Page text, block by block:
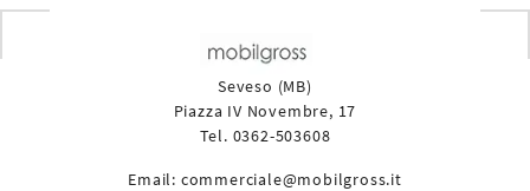
Seveso (MB)
Piazza IV Novembre, 17
Tel. 0362-503608
Email: commerciale@mobilgross.it